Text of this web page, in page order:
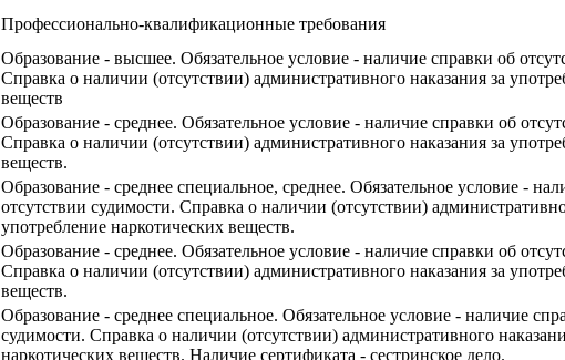
Профессионально-квалификационные требования
Образование - высшее. Обязательное условие - наличие справки об
Справка о наличии (отсутствии) административного наказания за
веществ
Образование - среднее. Обязательное условие - наличие справки об
Справка о наличии (отсутствии) административного наказания за
веществ.
Образование - среднее специальное, среднее. Обязательное условие -
отсутствии судимости. Справка о наличии (отсутствии)
употребление наркотических веществ.
Образование - среднее. Обязательное условие - наличие справки об
Справка о наличии (отсутствии) административного наказания за
веществ.
Образование - среднее специальное. Обязательное условие - наличие
судимости. Справка о наличии (отсутствии) административного
наркотических веществ. Наличие сертификата - сестринское дело.